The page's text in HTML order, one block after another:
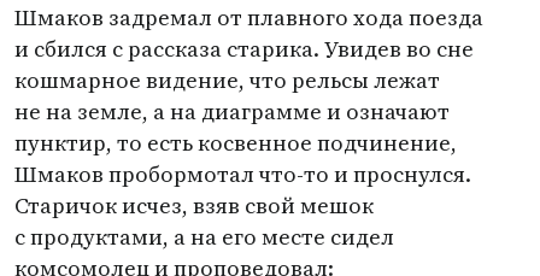
Шмаков задремал от плавного хода поезда
и сбился с рассказа старика. Увидев во сне
кошмарное видение, что рельсы лежат
не на земле, а на диаграмме и означают
пунктир, то есть косвенное подчинение,
Шмаков пробормотал что-то и проснулся.
Старичок исчез, взяв свой мешок
с продуктами, а на его месте сидел
комсомолец и проповедовал: